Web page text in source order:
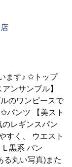
ます♪ ✩トップ
ンサンブル】
のワンピースで
パンツ 【美スト
レギンスパン
すく、 ウエスト
黒系 パン
丸い写真)また